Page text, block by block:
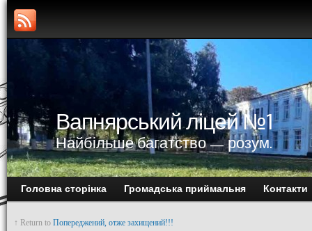
Вапнярський ліцей №1
Найбільше багатство — розум.
Головна сторінка Громадська приймальня Контакти
↑ Return to Попереджений, отже захищений!!!